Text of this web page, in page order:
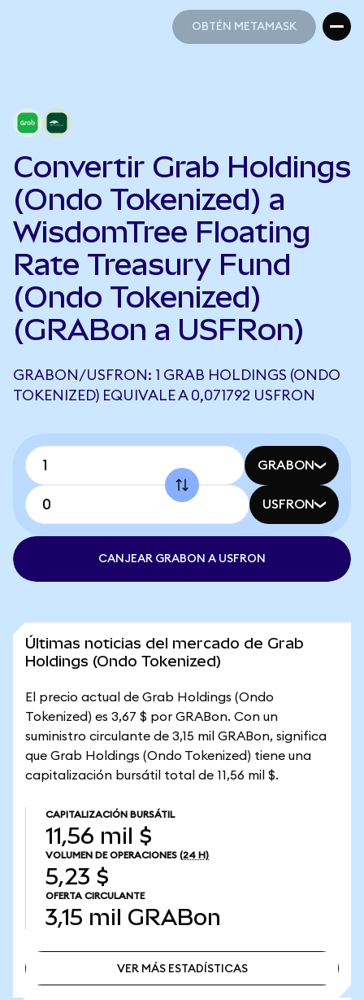
OBTÉN METAMASK
Convertir Grab Holdings
(Ondo Tokenized) a
WisdomTree Floating
Rate Treasury Fund
(Ondo Tokenized)
(GRABon a USFRon)
GRABON/USFRON: 1 GRAB HOLDINGS (ONDO
TOKENIZED) EQUIVALE A 0,071792 USFRON
GRABON
USFRON
CANJEAR GRABON A USFRON
Últimas noticias del mercado de Grab
Holdings (Ondo Tokenized)
El precio actual de Grab Holdings (Ondo
Tokenized) es 3,67 $ por GRABon. Con un
suministro circulante de 3,15 mil GRABon, significa
que Grab Holdings (Ondo Tokenized) tiene una
capitalización bursátil total de 11,56 mil $.
CAPITALIZACIÓN BURSÁTIL
11,56 mil $
VOLUMEN DE OPERACIONES (24 H)
5,23 $
OFERTA CIRCULANTE
3,15 mil GRABon
VER MÁS ESTADÍSTICAS